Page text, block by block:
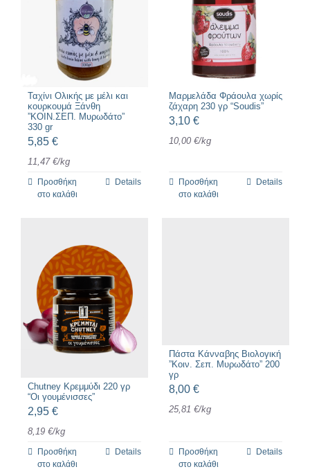
Ταχίνι Ολικής με μέλι και
κουρκουμά Ξάνθη
”ΚΟΙΝ.ΣΕΠ. Μυρωδάτο”
330 gr
5,85 €
11,47 €/kg
Προσθήκη
στο καλάθι
Details
Μαρμελάδα Φράουλα χωρίς
ζάχαρη 230 γρ “Soudis”
3,10 €
10,00 €/kg
Προσθήκη
στο καλάθι
Details
Chutney Κρεμμύδι 220 γρ
“Οι γουμένισσες”
2,95 €
8,19 €/kg
Προσθήκη
στο καλάθι
Details
Πάστα Κάνναβης Βιολογική
”Κοιν. Σεπ. Μυρωδάτο” 200
γρ
8,00 €
25,81 €/kg
Προσθήκη
στο καλάθι
Details